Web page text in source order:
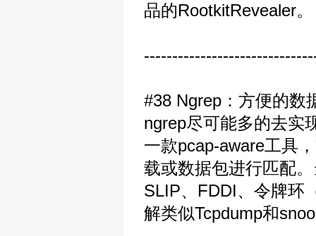
品的RootkitRevealer。
#38 Ngrep：方便的数
ngrep尽可能多的去实
一款pcap-aware工具
载或数据包进行匹配
SLIP、FDDI、令牌环
解类似Tcpdump和